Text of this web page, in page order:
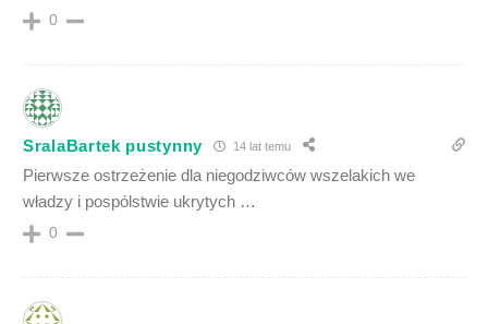
0
SralaBartek pustynny 14 lat temu
Pierwsze ostrzeżenie dla niegodziwców wszelakich we
władzy i pospólstwie ukrytych …
0